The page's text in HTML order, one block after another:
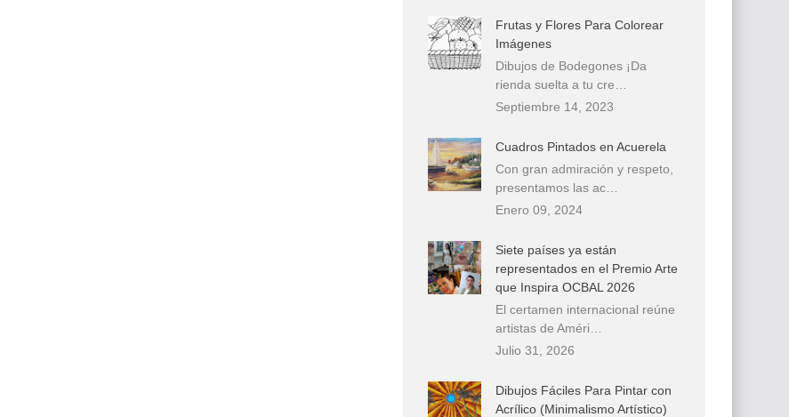
Frutas y Flores Para Colorear
Imágenes
Dibujos de Bodegones ¡Da
rienda suelta a tu cre…
Septiembre 14, 2023
Cuadros Pintados en Acuerela
Con gran admiración y respeto,
presentamos las ac…
Enero 09, 2024
Siete países ya están
representados en el Premio Arte
que Inspira OCBAL 2026
El certamen internacional reúne
artistas de Améri…
Julio 31, 2026
Dibujos Fáciles Para Pintar con
Acrílico (Minimalismo Artístico)